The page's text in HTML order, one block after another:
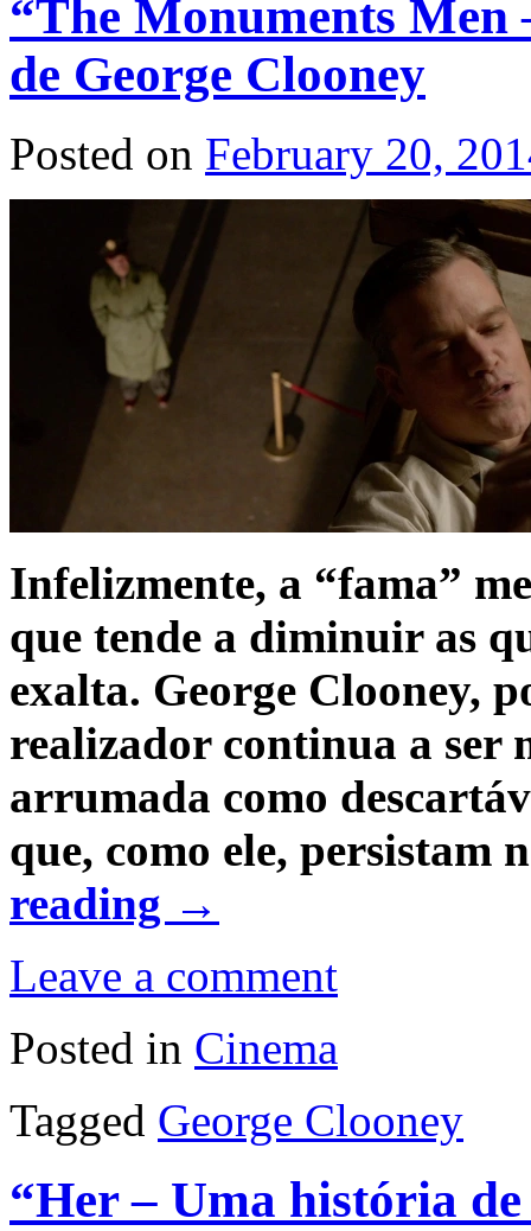
“The Monuments Men
de George Clooney
Posted on February 20,
Infelizmente, a “fama”
que tende a diminuir as
exalta. George Clooney,
realizador continua a ser
arrumada como
que, como ele, persistam
reading →
Leave a comment
Posted in Cinema
Tagged George Clooney
“Her – Uma história